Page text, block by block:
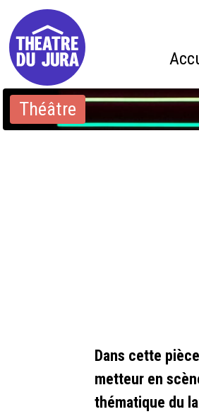
Théâtre
Dans cette
metteur en
thématique du